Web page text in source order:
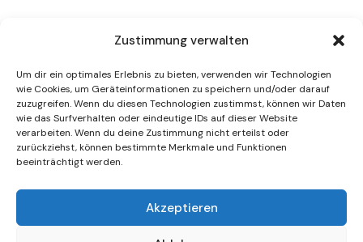
Zustimmung verwalten
Um dir ein optimales Erlebnis zu bieten, verwenden wir Technologien
wie Cookies, um Geräteinformationen zu speichern und/oder darauf
zuzugreifen. Wenn du diesen Technologien zustimmst, können wir Daten
wie das Surfverhalten oder eindeutige IDs auf dieser Website
verarbeiten. Wenn du deine Zustimmung nicht erteilst oder
zurückziehst, können bestimmte Merkmale und Funktionen
beeinträchtigt werden.
Akzeptieren
Kontaktiere uns
+41 79 767 81 41
Socials
Facebook
Instagram
Newsletter